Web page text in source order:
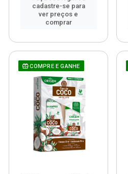
cadastre-se para
ver preços e
comprar
COMPRE E GANHE